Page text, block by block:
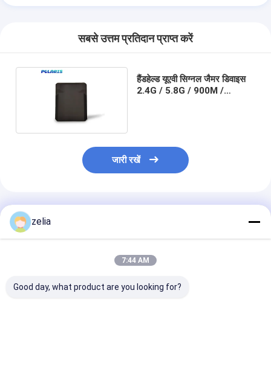
सबसे उत्तम प्रतिदान प्राप्त करें
हैंडहेल्ड यूएवी सिग्नल जैमर डिवाइस
2.4G / 5.8G / 900M /
जारी रखें
अनुशंसित उत्पाद
zelia
7:44 AM
Good day, what product are you looking for?